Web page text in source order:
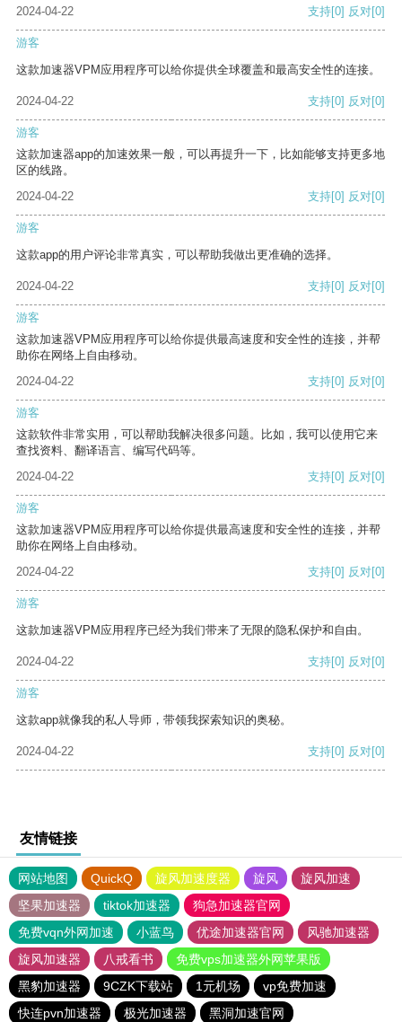
2024-04-22 支持[0] 反对[0]
游客
这款加速器VPM应用程序可以给你提供全球覆盖和最高安全性的连接。
2024-04-22 支持[0] 反对[0]
游客
这款加速器app的加速效果一般，可以再提升一下，比如能够支持更多地
区的线路。
2024-04-22
支持[0] 反对[0]
游客
这款app的用户评论非常真实，可以帮助我做出更准确的选择。
2024-04-22 支持[0] 反对[0]
游客
这款加速器VPM应用程序可以给你提供最高速度和安全性的连接，并帮
助你在网络上自由移动。
2024-04-22
支持[0] 反对[0]
游客
这款软件非常实用，可以帮助我解决很多问题。比如，我可以使用它来
查找资料、翻译语言、编写代码等。
2024-04-22
支持[0] 反对[0]
游客
这款加速器VPM应用程序可以给你提供最高速度和安全性的连接，并帮
助你在网络上自由移动。
2024-04-22
支持[0] 反对[0]
游客
这款加速器VPM应用程序已经为我们带来了无限的隐私保护和自由。
2024-04-22 支持[0] 反对[0]
游客
这款app就像我的私人导师，带领我探索知识的奥秘。
2024-04-22 支持[0] 反对[0]
友情链接
网站地图 QuickQ 旋风加速度器 旋风
旋风加速
坚果加速器
tiktok加速器
狗急加速器官网
免费vqn外网加速
小蓝鸟 优途加速器官网
风驰加速器
旋风加速器
八戒看书
免费vps加速器外网苹果版
黑豹加速器
9CZK下载站 1元机场
vp免费加速
快连pvn加速器
极光加速器 黑洞加速官网